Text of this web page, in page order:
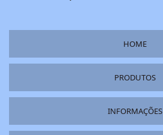
HOME
PRODUTOS
INFORMAÇÕES